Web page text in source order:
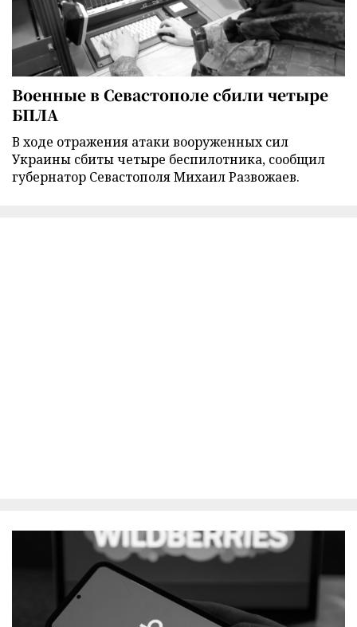
Военные в Севастополе сбили четыре
БПЛА
В ходе отражения атаки вооруженных сил
Украины сбиты четыре беспилотника, сообщил
губернатор Севастополя Михаил Развожаев.